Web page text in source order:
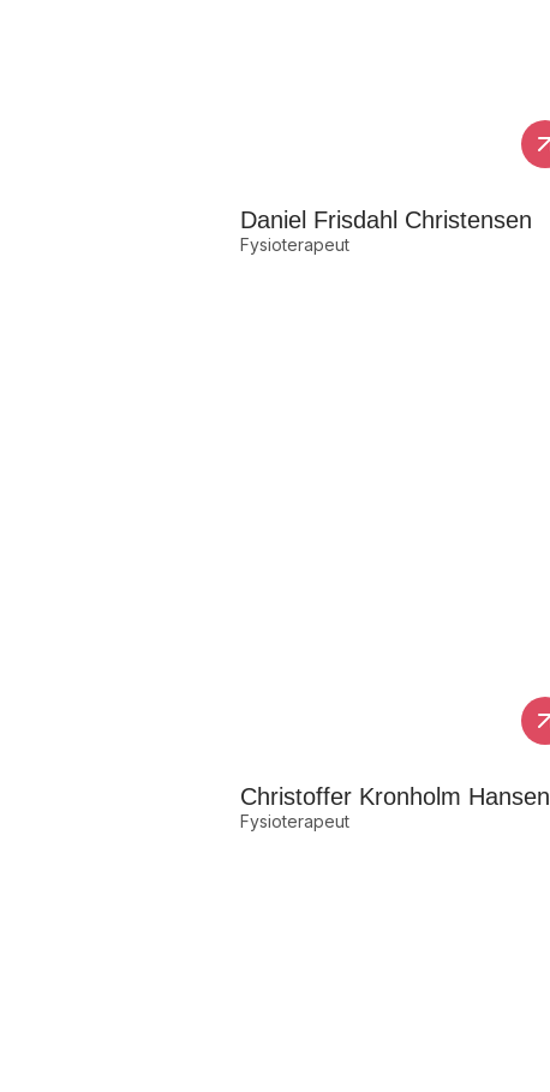
Daniel Frisdahl Christensen
Fysioterapeut
Christoffer Kronholm Hansen
Fysioterapeut